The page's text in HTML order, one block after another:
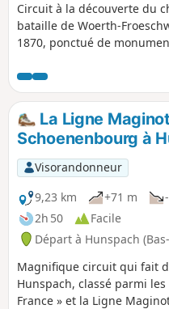
Circuit à la découverte du
bataille de Woerth-
1870, ponctué de
points de vue. Il traverse
vergers et forêts mais aussi
Froeschwiller,
La Ligne
Schoenenbourg à
Visorandonneur
9,23 km
+71 m
2h 50
Facile
Départ à Hunspach
Magnifique circuit qui fait
Hunspach, classé parmi
France » et la Ligne